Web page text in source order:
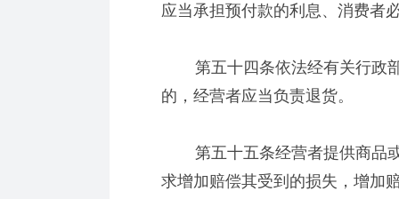
应当承担预付款的利息、消费者
第五十四条依法经有关行政部
的，经营者应当负责退货。
第五十五条经营者提供商品或
求增加赔偿其受到的损失，增加